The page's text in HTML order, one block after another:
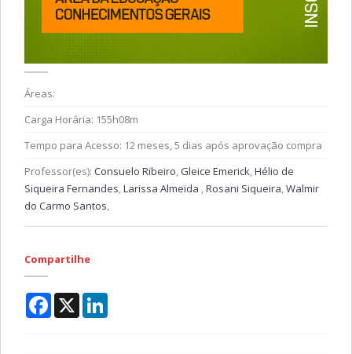
Áreas:
Carga Horária: 155h08m
Tempo para Acesso: 12 meses, 5 dias após aprovação compra
Professor(es): Consuelo Ribeiro, Gleice Emerick,Hélio de
Siqueira Fernandes,Larissa Almeida ,Rosani Siqueira,Walmir
do Carmo Santos,
Compartilhe
Facebook
X